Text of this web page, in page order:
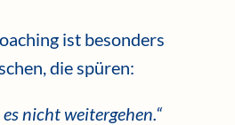
ist besonders
die spüren:
nicht weitergehen.“